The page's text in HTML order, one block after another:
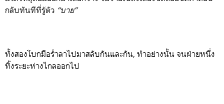
กลับทันทีที่รู้ตัว “บาย”
ทั้งสองโบกมือร่ำลาไปมาสลับกันและกัน, ทำอย่างนั้น จนฝ่ายหนึ่ง
ทิ้งระยะห่างไกลออกไป